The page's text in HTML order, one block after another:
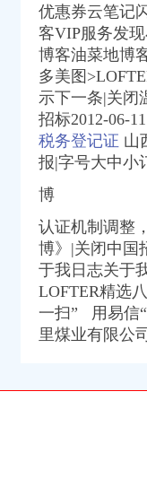
）
）
注册）
江 （工商注册）
）
）
注册）
江 （工商注册）
优惠券云笔记
客VIP服务发
博客油菜地博
多美图
示下一条|关闭
招标2012-06-
税务登记证 山
报|字号大中小
博
认证机制调整
博》|关闭中国
于我日志关于
LOFTER精选
一扫” 用易信
里煤业有限公